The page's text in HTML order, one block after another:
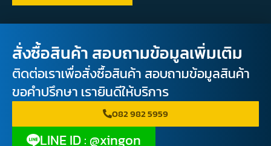
สั่งซื้อสินค้า สอบถามข้อมูลเพิ่มเติม
ติดต่อเราเพื่อสั่งซื้อสินค้า สอบถามข้อมูลสินค้า
ขอคำปรึกษา เรายินดีให้บริการ
082 982 5959
LINE ID : @xingon